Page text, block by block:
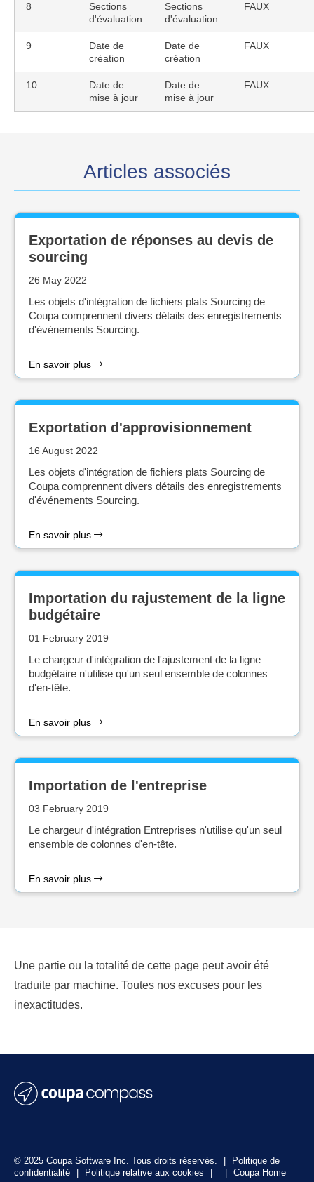
8
Sections
d'évaluation
Sections
d'évaluation
FAUX
9
Date de
création
Date de
création
FAUX
10
Date de
mise à jour
Date de
mise à jour
FAUX
Articles associés
Exportation de réponses au devis de
sourcing
26 May 2022
Les objets d'intégration de fichiers plats Sourcing de
Coupa comprennent divers détails des enregistrements
d'événements Sourcing.
En savoir plus
Exportation d'approvisionnement
16 August 2022
Les objets d'intégration de fichiers plats Sourcing de
Coupa comprennent divers détails des enregistrements
d'événements Sourcing.
En savoir plus
Importation du rajustement de la ligne
budgétaire
01 February 2019
Le chargeur d'intégration de l'ajustement de la ligne
budgétaire n'utilise qu'un seul ensemble de colonnes
d'en-tête.
En savoir plus
Importation de l'entreprise
03 February 2019
Le chargeur d'intégration Entreprises n'utilise qu'un seul
ensemble de colonnes d'en-tête.
En savoir plus
Une partie ou la totalité de cette page peut avoir été
traduite par machine. Toutes nos excuses pour les
inexactitudes.
© 2025 Coupa Software Inc. Tous droits réservés.
Politique de
confidentialité
Politique relative aux cookies Coupa Home